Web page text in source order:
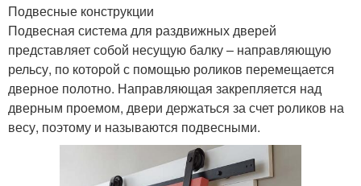
Подвесные конструкции
Подвесная система для раздвижных дверей
представляет собой несущую балку – направляющую
рельсу, по которой с помощью роликов перемещается
дверное полотно. Направляющая закрепляется над
дверным проемом, двери держаться за счет роликов на
весу, поэтому и называются подвесными.